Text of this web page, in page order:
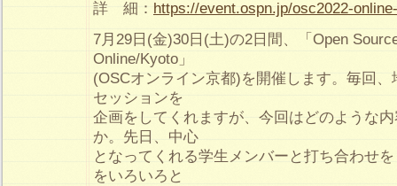
詳 細： https://event.ospn.jp/osc2022-
7月29日(金)30日(土)の2日間、「Open
Online/Kyoto」
(OSCオンライン京都)を開催します。毎回
セッションを
企画をしてくれますが、今回はどのような
か。先日、中心
となってくれる学生メンバーと打ち合わせ
をいろいろと